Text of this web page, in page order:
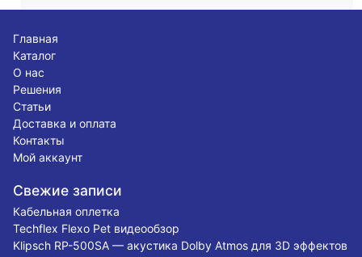
Главная
Каталог
О нас
Решения
Статьи
Доставка и оплата
Контакты
Мой аккаунт
Свежие записи
Кабельная оплетка
Techflex Flexo Pet видеообзор
Klipsch RP-500SA — акустика Dolby Atmos для 3D эффектов